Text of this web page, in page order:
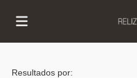
Resultados por: